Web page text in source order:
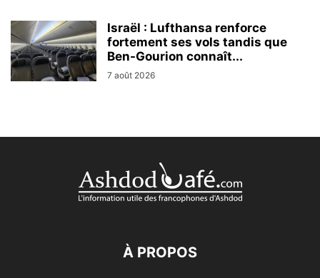
Israël : Lufthansa renforce
fortement ses vols tandis que
Ben-Gourion connaît...
7 août 2026
À PROPOS